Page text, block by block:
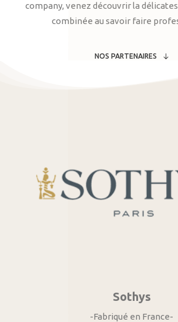
company, venez découvrir la
combinée au savoir faire
NOS PARTENAIRES
Sothys
-Fabriqué en France-